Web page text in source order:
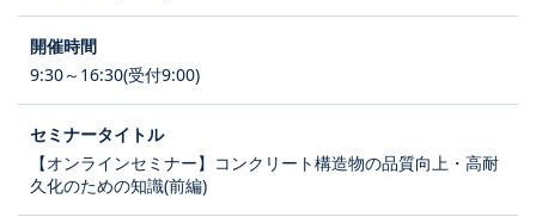
9:30～16:30(受付9:00)
【オンラインセミナー】コンクリート構造物の品質向上・高耐
久化のための知識(前編)